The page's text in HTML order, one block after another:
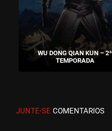
WU DONG QIAN KUN – 2ª
TEMPORADA
JUNTE-SE COMENTARIOS